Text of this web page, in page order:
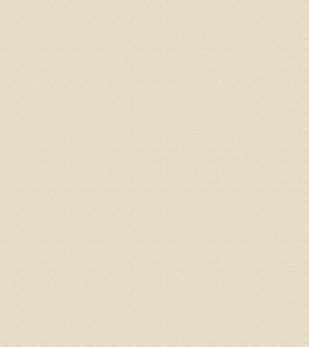
病情描
由于来
专家回
外用、
姓名：
病情描
的检查
济南杏
术，无
由于专
病情描